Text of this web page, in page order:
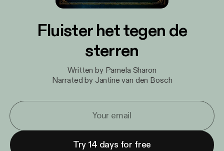
Fluister het tegen de
sterren
Written by Pamela Sharon
Narrated by Jantine van den Bosch
Try 14 days for free